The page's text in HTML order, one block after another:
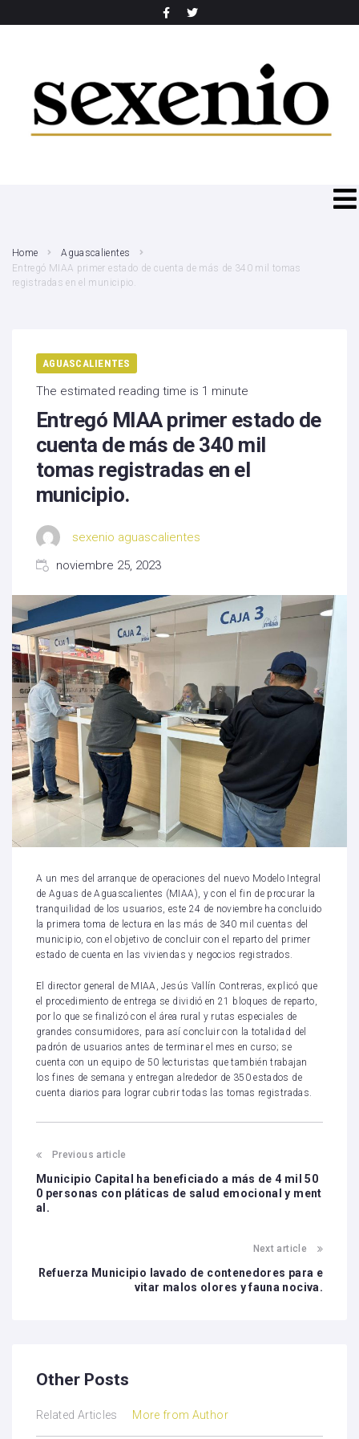
Home
Aguascalientes
Entregó MIAA primer estado de cuenta de más de 340 mil tomas
registradas en el municipio.
AGUASCALIENTES
The estimated reading time is 1 minute
Entregó MIAA primer estado de
cuenta de más de 340 mil
tomas registradas en el
municipio.
sexenio aguascalientes
noviembre 25, 2023
A un mes del arranque de operaciones del nuevo Modelo Integral
de Aguas de Aguascalientes (MIAA), y con el fin de procurar la
tranquilidad de los usuarios, este 24 de noviembre ha concluido
la primera toma de lectura en las más de 340 mil cuentas del
municipio, con el objetivo de concluir con el reparto del primer
estado de cuenta en las viviendas y negocios registrados.
El director general de MIAA, Jesús Vallín Contreras, explicó que
el procedimiento de entrega se dividió en 21 bloques de reparto,
por lo que se finalizó con el área rural y rutas especiales de
grandes consumidores, para así concluir con la totalidad del
padrón de usuarios antes de terminar el mes en curso; se
cuenta con un equipo de 50 lecturistas que también trabajan
los fines de semana y entregan alrededor de 350 estados de
cuenta diarios para lograr cubrir todas las tomas registradas.
Previous article
Municipio Capital ha beneficiado a más de 4 mil 50
0 personas con pláticas de salud emocional y ment
al.
Next article
Refuerza Municipio lavado de contenedores para e
vitar malos olores y fauna nociva.
Other Posts
Related Articles More from Author
SEARCH THIS WEBSITE